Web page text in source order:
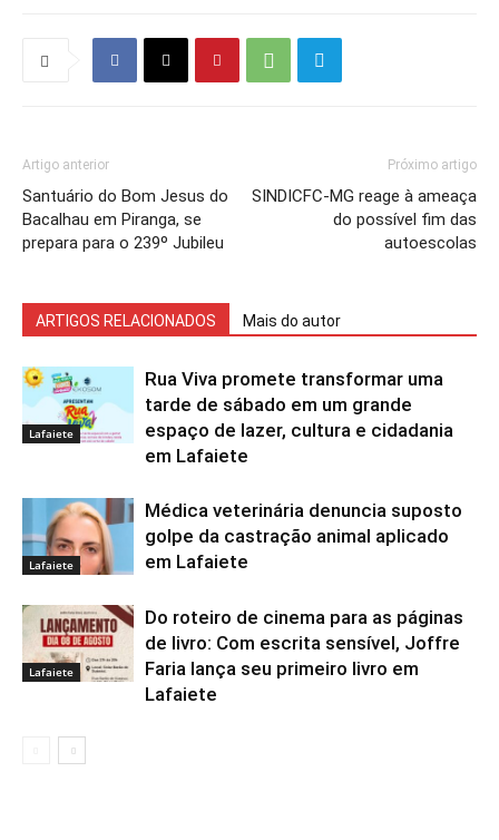
Artigo anterior
Santuário do Bom Jesus do
Bacalhau em Piranga, se
prepara para o 239º Jubileu
Próximo artigo
SINDICFC-MG reage à ameaça
do possível fim das
autoescolas
ARTIGOS RELACIONADOS Mais do autor
Lafaiete
Rua Viva promete transformar uma
tarde de sábado em um grande
espaço de lazer, cultura e cidadania
em Lafaiete
Lafaiete
Médica veterinária denuncia suposto
golpe da castração animal aplicado
em Lafaiete
Lafaiete
Do roteiro de cinema para as páginas
de livro: Com escrita sensível, Joffre
Faria lança seu primeiro livro em
Lafaiete